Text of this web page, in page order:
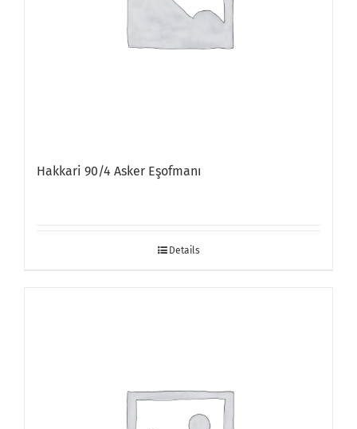
Hakkari 90/4 Asker Eşofmanı
Details